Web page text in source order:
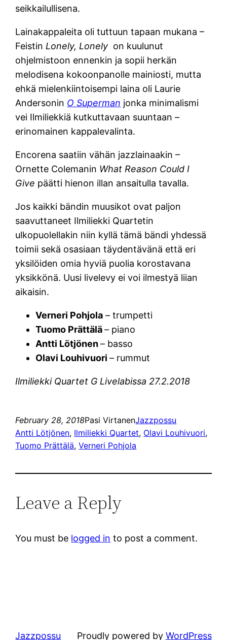
seikkailullisena.
Lainakappaleita oli tuttuun tapaan mukana –
Feistin Lonely, Lonely on kuulunut
ohjelmistoon ennenkin ja sopii herkän
melodisena kokoonpanolle mainiosti, mutta
ehkä mielenkiintoisempi laina oli Laurie
Andersonin O Superman jonka minimalismi
vei Ilmiliekkiä kutkuttavaan suuntaan –
erinomainen kappalevalinta.
Encorena saatiin vähän jazzlainaakin –
Ornette Colemanin What Reason Could I
Give päätti hienon illan ansaitulla tavalla.
Jos kaikki bändin muusikot ovat paljon
saavuttaneet Ilmiliekki Quartetin
ulkopuolellakin niin kyllä tämä bändi yhdessä
toimii sekä osasiaan täydentävänä että eri
yksilöiden omia hyviä puolia korostavana
yksikkönä. Uusi livelevy ei voi ilmestyä liian
aikaisin.
Verneri Pohjola – trumpetti
Tuomo Prättälä– piano
Antti Lötjönen– basso
Olavi Louhivuori– rummut
Ilmiliekki Quartet G Livelabissa 27.2.2018
February 28, 2018Pasi VirtanenJazzpossu
Antti Lötjönen, Ilmiliekki Quartet, Olavi Louhivuori
Tuomo Prättälä, Verneri Pohjola
Leave a Reply
You must be logged in to post a comment.
Jazzpossu Proudly powered by WordPress